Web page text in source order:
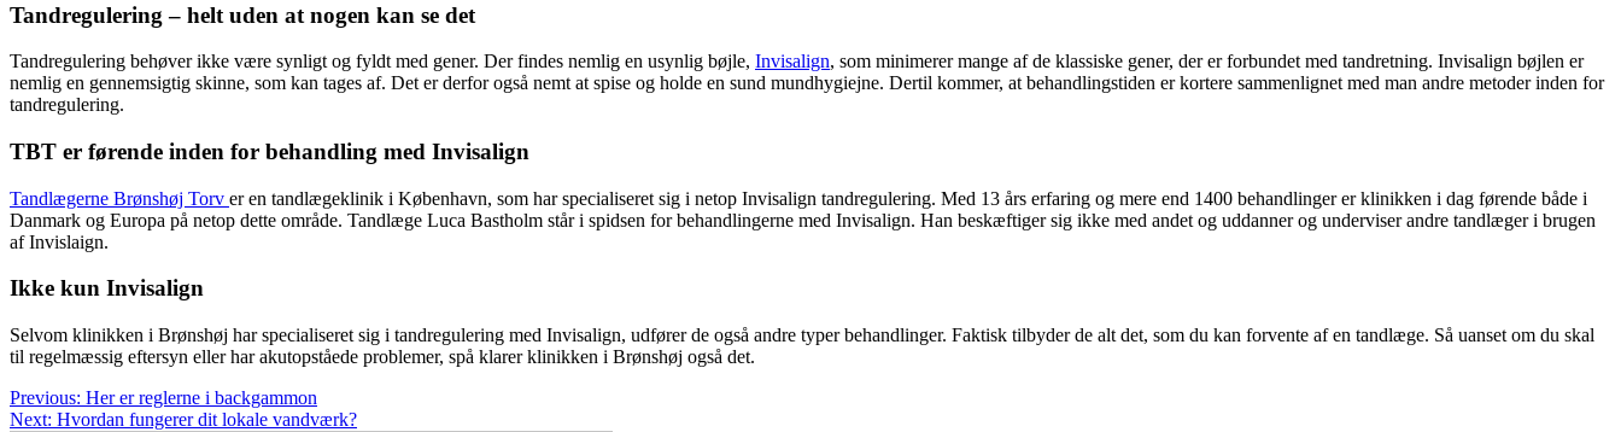
Tandregulering – helt uden at nogen kan se det
Tandregulering behøver ikke være synligt og fyldt med gener. Der findes nemlig en usynlig bøjle, Invisalign, som minimerer mange af de klassiske gener, der er forbundet med tandretning. Invisalign bøjlen er
nemlig en gennemsigtig skinne, som kan tages af. Det er derfor også nemt at spise og holde en sund mundhygiejne. Dertil kommer, at behandlingstiden er kortere sammenlignet med man andre metoder inden for
tandregulering.
TBT er førende inden for behandling med Invisalign
Tandlægerne Brønshøj Torv er en tandlægeklinik i København, som har specialiseret sig i netop Invisalign tandregulering. Med 13 års erfaring og mere end 1400 behandlinger er klinikken i dag førende både i
Danmark og Europa på netop dette område. Tandlæge Luca Bastholm står i spidsen for behandlingerne med Invisalign. Han beskæftiger sig ikke med andet og uddanner og underviser andre tandlæger i brugen
af Invislaign.
Ikke kun Invisalign
Selvom klinikken i Brønshøj har specialiseret sig i tandregulering med Invisalign, udfører de også andre typer behandlinger. Faktisk tilbyder de alt det, som du kan forvente af en tandlæge. Så uanset om du skal
til regelmæssig eftersyn eller har akutopståede problemer, spå klarer klinikken i Brønshøj også det.
Indlægsnavigation
Previous: Her er reglerne i backgammon
Next: Hvordan fungerer dit lokale vandværk?